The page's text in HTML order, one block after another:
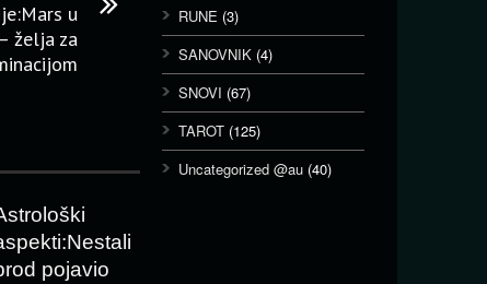
u
želja za
pojavio
RUNE (3)
SANOVNIK (4)
SNOVI (67)
TAROT (125)
Uncategorized @au (40)